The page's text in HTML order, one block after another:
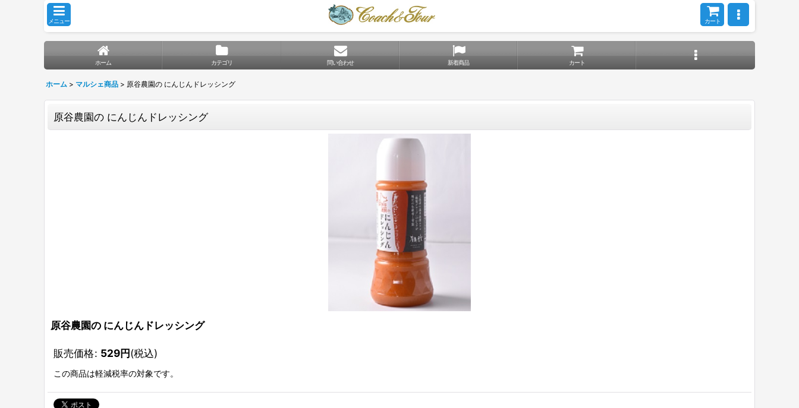
メニュー カート
ホーム カテゴリ 問い合わせ 新着商品 カート
ホーム > マルシェ商品 > 原谷農園の にんじんドレッシング
原谷農園の にんじんドレッシング
原谷農園の にんじんドレッシング
販売価格: 529円(税込)
この商品は軽減税率の対象です。